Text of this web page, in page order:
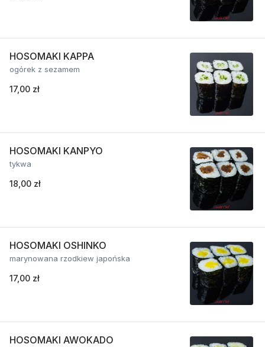
HOSOMAKI KAPPA
ogórek z sezamem
17,00 zł
HOSOMAKI KANPYO
tykwa
18,00 zł
HOSOMAKI OSHINKO
marynowana rzodkiew japońska
17,00 zł
HOSOMAKI AWOKADO